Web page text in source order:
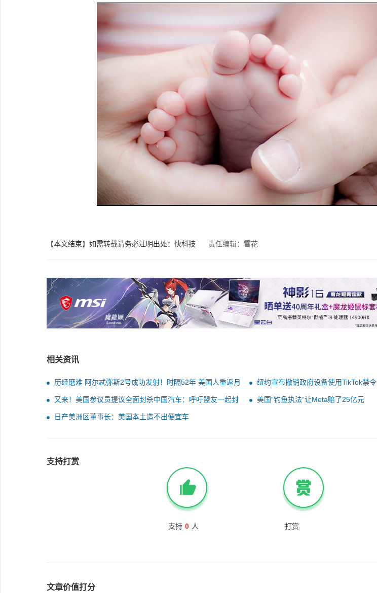
【本文结束】如需转载请务必注明出处：快科技 责任编辑：雪花
相关资讯
历经磨难 阿尔忒弥斯2号成功发射！时隔52年 美国人重返月
球……附近
纽约宣布撤销政府设备使用TikTok禁令
又来！美国参议员提议全面封杀中国汽车：呼吁盟友一起封
美国“钓鱼执法”让Meta赔了25亿元
日产美洲区董事长：美国本土造不出便宜车
支持打赏
支持 0 人 打赏
文章价值打分